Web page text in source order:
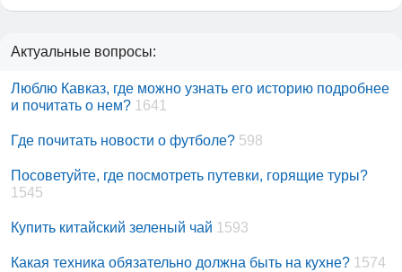
Актуальные вопросы:
Люблю Кавказ, где можно узнать его историю подробнее
и почитать о нем? 1641
Где почитать новости о футболе? 598
Посоветуйте, где посмотреть путевки, горящие туры?
1545
Купить китайский зеленый чай 1593
Какая техника обязательно должна быть на кухне? 1574